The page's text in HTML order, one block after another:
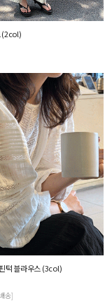
(2col)
턱 블라우스 (3col)
송]